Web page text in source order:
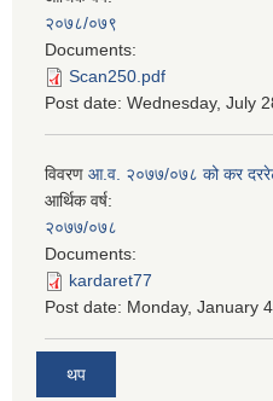
२०७८/०७९
Documents:
Scan250.pdf
Post date: Wednesday, July
विवरण आ.व. २०७७/०७८ को कर
आर्थिक वर्ष:
२०७७/०७८
Documents:
kardaret77
Post date: Monday, January
थप